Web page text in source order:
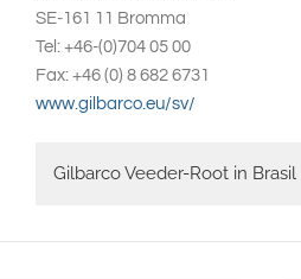
SE-161 11 Bromma
Tel: +46-(0)704 05 00
Fax: +46 (0) 8 682 6731
www.gilbarco.eu/sv/
Main
Gilbarco Veeder-Root in Brasil